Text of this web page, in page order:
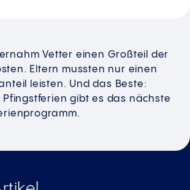
Vetter einen Großteil der
Eltern mussten nur einen
leisten. Und das Beste:
Pfingstferien gibt es das nächste